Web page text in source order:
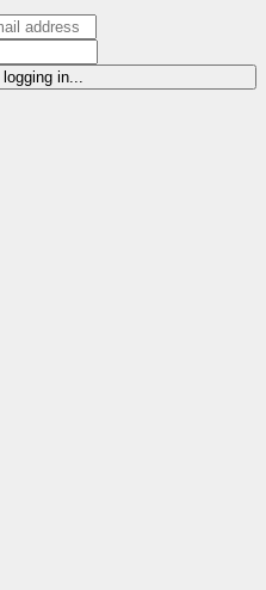
logging in...